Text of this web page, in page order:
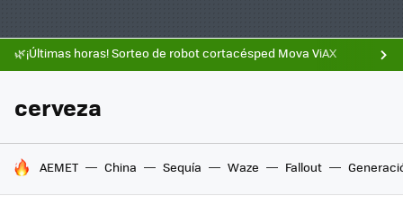
🌿¡Últimas horas! Sorteo de robot cortacésped Mova ViAX
cerveza
HOY SE HABLA DE
AEMET China Sequía Waze Fallout